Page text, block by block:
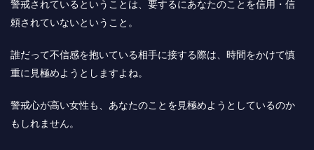
警戒されているということは、要するにあなたのことを信用・信
頼されていないということ。
誰だって不信感を抱いている相手に接する際は、時間をかけて慎
重に見極めようとしますよね。
警戒心が高い女性も、あなたのことを見極めようとしているのか
もしれません。